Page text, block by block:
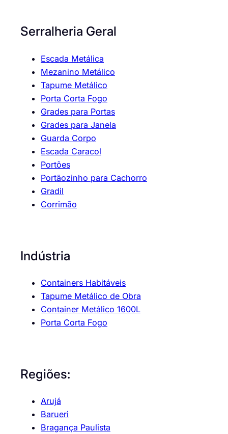
Serralheria Geral
Escada Metálica
Mezanino Metálico
Tapume Metálico
Porta Corta Fogo
Grades para Portas
Grades para Janela
Guarda Corpo
Escada Caracol
Portões
Portãozinho para Cachorro
Gradil
Corrimão
Indústria
Containers Habitáveis
Tapume Metálico de Obra
Container Metálico 1600L
Porta Corta Fogo
Regiões:
Arujá
Barueri
Bragança Paulista